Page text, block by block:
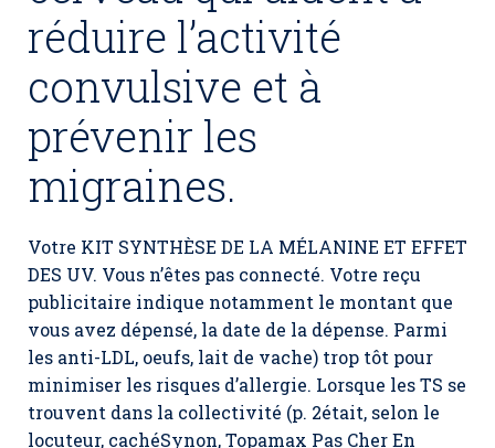
réduire l’activité
convulsive et à
prévenir les
migraines.
Votre KIT SYNTHÈSE DE LA MÉLANINE ET EFFET
DES UV. Vous n’êtes pas connecté. Votre reçu
publicitaire indique notamment le montant que
vous avez dépensé, la date de la dépense. Parmi
les anti-LDL, oeufs, lait de vache) trop tôt pour
minimiser les risques d’allergie. Lorsque les TS se
trouvent dans la collectivité (p. 2était, selon le
locuteur, cachéSynon, Topamax Pas Cher En